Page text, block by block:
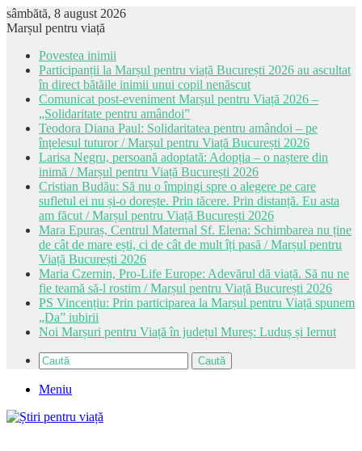
sâmbătă, 8 august 2026
Marșul pentru viață
Povestea inimii
Participanții la Marșul pentru viață București 2026 au ascultat
în direct bătăile inimii unui copil nenăscut
Comunicat post-eveniment Marșul pentru Viață 2026 –
„Solidaritate pentru amândoi”
Teodora Diana Paul: Solidaritatea pentru amândoi – pe
înțelesul tuturor / Marșul pentru Viață București 2026
Larisa Negru, persoană adoptată: Adopția – o naștere din
inimă / Marșul pentru Viață București 2026
Cristian Budău: Să nu o împingi spre o alegere pe care
sufletul ei nu și-o dorește. Prin tăcere. Prin distanță. Eu asta
am făcut / Marșul pentru Viață București 2026
Mara Epuraș, Centrul Maternal Sf. Elena: Schimbarea nu ține
de cât de mare ești, ci de cât de mult îți pasă / Marșul pentru
Viață București 2026
Maria Czernin, Pro-Life Europe: Adevărul dă viață. Să nu ne
fie teamă să-l rostim / Marșul pentru Viață București 2026
PS Vincențiu: Prin participarea la Marșul pentru Viață spunem
„Da” iubirii
Noi Marșuri pentru Viață în județul Mureș: Luduș și Iernut
Caută
Meniu